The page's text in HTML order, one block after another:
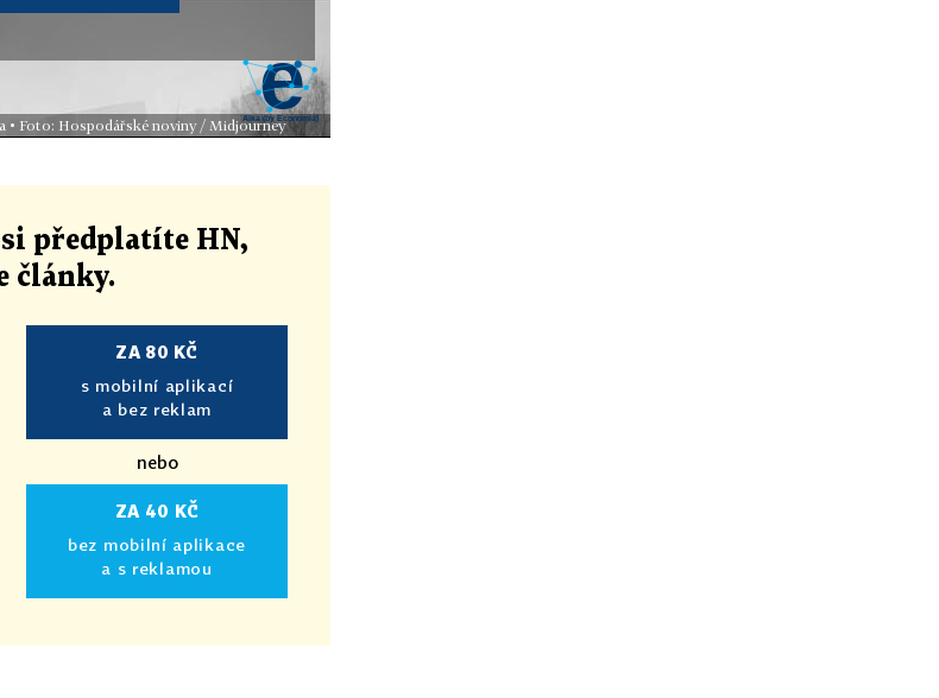
• Foto: Hospodářské noviny / Midjourney
předplatíte HN,
články.
ZA 80 KČ
s mobilní aplikací
a bez reklam
nebo
ZA 40 KČ
bez mobilní aplikace
a s reklamou